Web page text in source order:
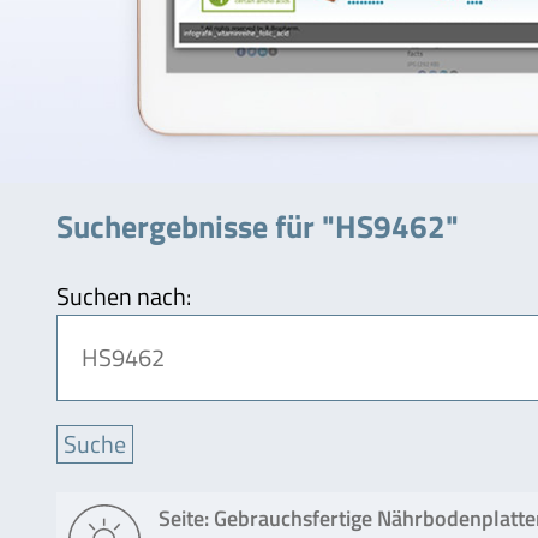
Suchergebnisse für "HS9462"
Suchen nach:
Seite: Gebrauchsfertige